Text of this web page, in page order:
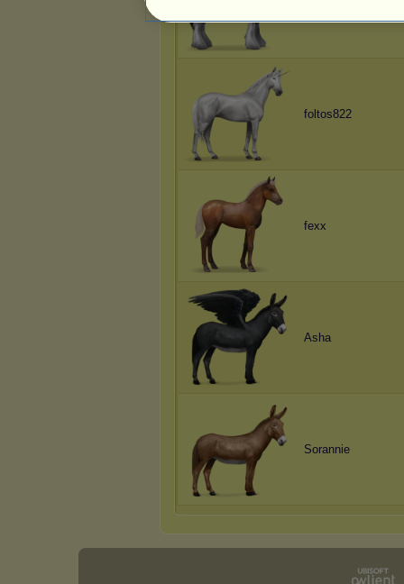
foltos822
fexx
Asha
Sorannie